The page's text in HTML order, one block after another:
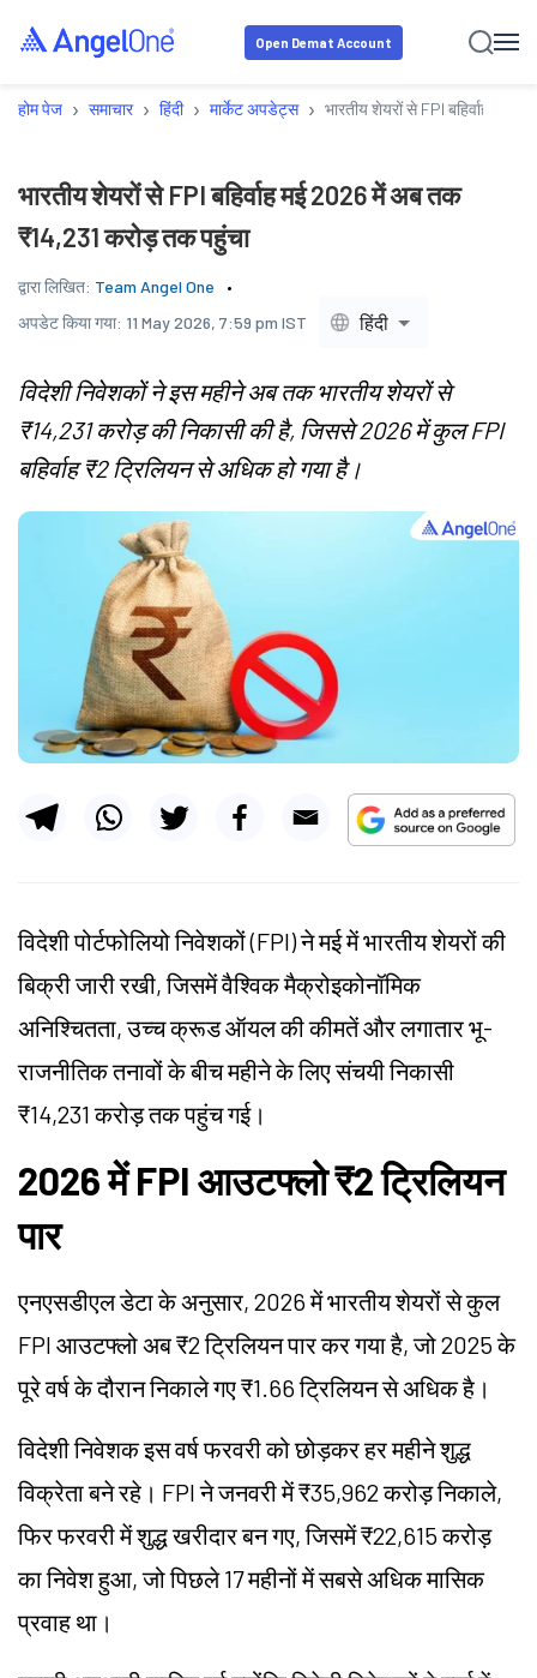
Open Demat Account
होम पेज › समाचार › हिंदी › मार्केट अपडेट्स › भारतीय शेयरों से FPI बहिर्वाह मई
भारतीय शेयरों से FPI बहिर्वाह मई 2026 में अब तक
₹14,231 करोड़ तक पहुंचा
द्वारा लिखित: Team Angel One
अपडेट किया गया: 11 May 2026, 7:59 pm IST हिंदी
विदेशी निवेशकों ने इस महीने अब तक भारतीय शेयरों से
₹14,231 करोड़ की निकासी की है, जिससे 2026 में कुल FPI
बहिर्वाह ₹2 ट्रिलियन से अधिक हो गया है।
विदेशी पोर्टफोलियो निवेशकों (FPI) ने मई में भारतीय शेयरों की
बिक्री जारी रखी, जिसमें वैश्विक मैक्रोइकोनॉमिक
अनिश्चितता, उच्च क्रूड ऑयल की कीमतें और लगातार भू-
राजनीतिक तनावों के बीच महीने के लिए संचयी निकासी
₹14,231 करोड़ तक पहुंच गई।
2026 में FPI आउटफ्लो ₹2 ट्रिलियन
पार
एनएसडीएल डेटा के अनुसार, 2026 में भारतीय शेयरों से कुल
FPI आउटफ्लो अब ₹2 ट्रिलियन पार कर गया है, जो 2025 के
पूरे वर्ष के दौरान निकाले गए ₹1.66 ट्रिलियन से अधिक है।
विदेशी निवेशक इस वर्ष फरवरी को छोड़कर हर महीने शुद्ध
विक्रेता बने रहे। FPI ने जनवरी में ₹35,962 करोड़ निकाले,
फिर फरवरी में शुद्ध खरीदार बन गए, जिसमें ₹22,615 करोड़
का निवेश हुआ, जो पिछले 17 महीनों में सबसे अधिक मासिक
प्रवाह था।